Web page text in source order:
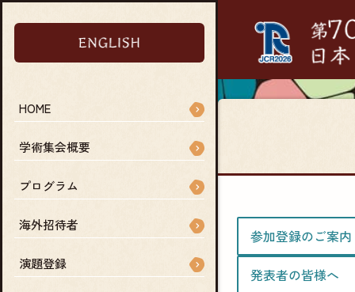
HOME
学術集会概要
プログラム
海外招待者
演題登録
参加登録のご案内
発表者の皆様へ